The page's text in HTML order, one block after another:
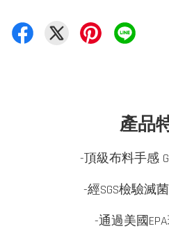
產品
-頂級布料手感
-經SGS檢驗滅
-通過美國